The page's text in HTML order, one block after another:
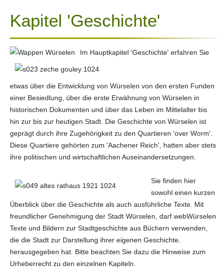
Kapitel 'Geschichte'
Im Hauptkapitel 'Geschichte' erfahren Sie
etwas über die Entwicklung von Würselen von den ersten Funden
einer Besiedlung, über die erste Erwähnung von Würselen in
historischen Dokumenten und über das Leben im Mittelalter bis
hin zur bis zur heutigen Stadt. Die Geschichte von Würselen ist
geprägt durch ihre Zugehörigkeit zu den Quartieren 'over Worm'.
Diese Quartiere gehörten zum 'Aachener Reich', hatten aber stets
ihre politischen und wirtschaftlichen Auseinandersetzungen.
Sie finden hier
sowohl einen kurzen
Überblick über die Geschichte als auch ausführliche Texte. Mit
freundlicher Genehmigung der Stadt Würselen, darf webWürselen
Texte und Bildern zur Stadtgeschichte aus Büchern verwenden,
die die Stadt zur Darstellung ihrer eigenen Geschichte.
herausgegeben hat. Bitte beachten Sie dazu die Hinweise zum
Urheberrecht zu den einzelnen Kapiteln.